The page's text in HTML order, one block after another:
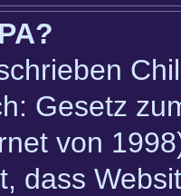
Gesetz
von
dass